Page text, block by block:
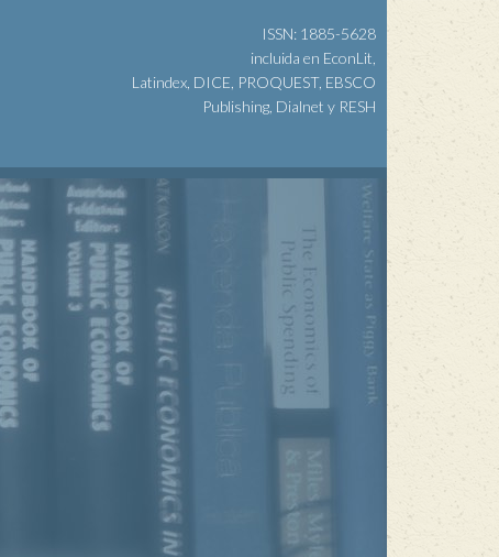
ISSN: 1885-5628
incluida en EconLit,
Latindex, DICE, PROQUEST, EBSCO
Publishing, Dialnet y RESH